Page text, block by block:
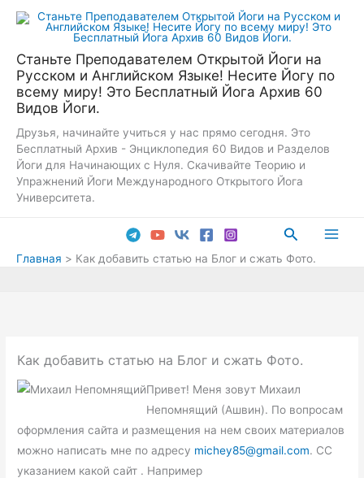
Перейти
Станьте Преподавателем Открытой Йоги на
Русском и Английском Языке! Несите Йогу по
всему миру! Это Бесплатный Йога Архив 60
Видов Йоги.
Друзья, начинайте учиться у нас прямо сегодня. Это
Бесплатный Архив - Энциклопедия 60 Видов и Разделов
Йоги для Начинающих с Нуля. Скачивайте Теорию и
Упражнений Йоги Международного Открытого Йога
Университета.
Поиск
Главная Как добавить статью на Блог и сжать Фото.
Как добавить статью на Блог и сжать Фото.
Привет! Меня зовут Михаил
Непомнящий (Ашвин). По вопросам
оформления сайта и размещения на нем своих материалов
можно написать мне по адресу michey85@gmail.com. CС
указанием какой сайт . Например